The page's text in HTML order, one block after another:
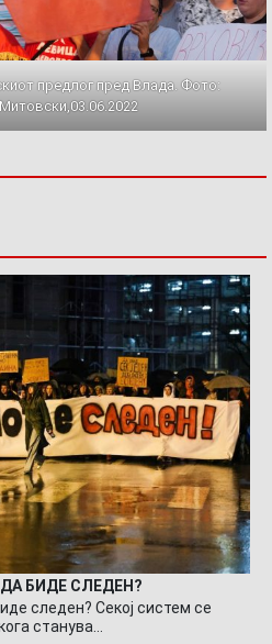
предлог пред Влада. Фото:
БИДЕ СЛЕДЕН?
следен? Секој систем се
станува…